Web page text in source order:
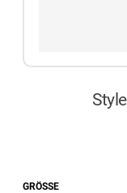
GRÖSSE